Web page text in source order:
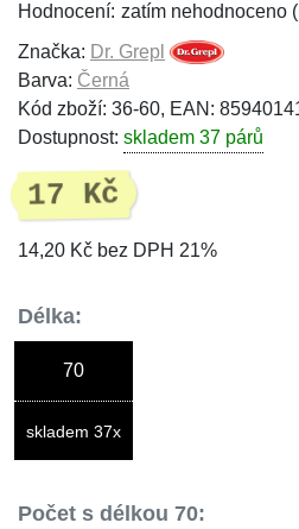
Hodnocení: zatím nehodnoceno (
Značka: Dr. Grepl
Barva: Černá
Kód zboží: 36-60, EAN:
Dostupnost: skladem 37 párů
17 Kč
14,20 Kč bez DPH 21%
Délka:
70
skladem 37x
Počet s délkou 70: